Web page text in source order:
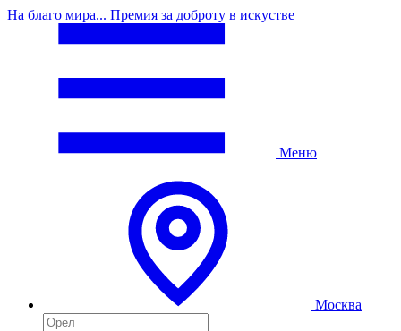
На благо мира... Премия за доброту в искустве
Меню
Москва